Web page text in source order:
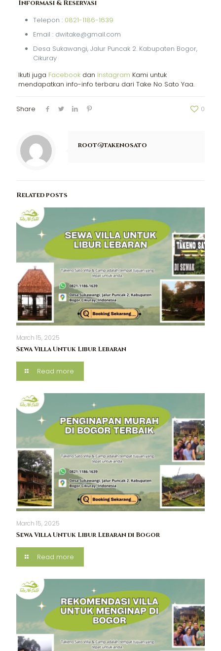
Informasi & Reservasi
Telepon : 0821-1186-1639
Email : dwitake@gmail.com
Desa Sukawangi, Jalur Puncak 2. Kabupaten Bogor,
Cikuray
Ikuti juga Facebookdan Instagram Kami untuk
mendapatkan info-info terbaru dari Take No Sato Yaa.
Share 0
root@takenosato
Related posts
March 15, 2025
Sewa Villa Untuk Libur Lebaran
Read more
March 15, 2025
Sewa Villa Untuk Libur Lebaran di Bogor
Read more